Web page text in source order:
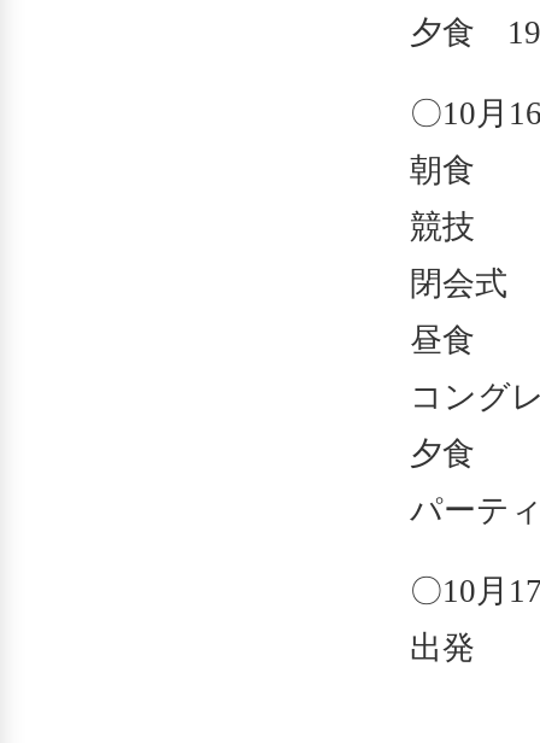
夕食 19
〇10月
朝食 7
競技 9
閉会式
昼食
コング
夕食
パーテ
〇10月
出発